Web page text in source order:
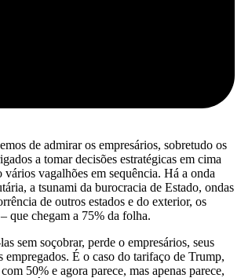
de admirar os empresários, sobretudo os
a tomar decisões estratégicas em cima
vagalhões em sequência. Há a onda
a tsunami da burocracia de Estado, ondas
de outros estados e do exterior, os
que chegam a 75% da folha.
sem soçobrar, perde o empresários, seus
empregados. É o caso do tarifaço de Trump,
50% e agora parece, mas apenas parece,